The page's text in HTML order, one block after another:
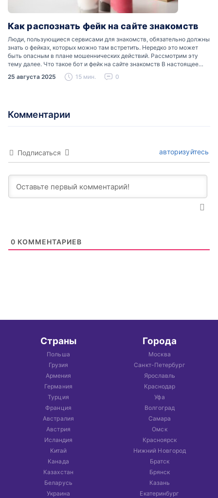
Как распознать фейк на сайте знакомств
Люди, пользующиеся сервисами для знакомств, обязательно должны
знать о фейках, которых можно там встретить. Нередко это может
быть опасным в плане мошеннических действий. Рассмотрим эту
тему далее. Что такое бот и фейк на сайте знакомств В настоящее
время можно встретить свою…
25 августа 2025 15 мин. 0
Комментарии
Подписаться авторизуйтесь
0 КОММЕНТАРИЕВ
Страны
Польша
Грузия
Армения
Германия
Турция
Франция
Австралия
Австрия
Исландия
Китай
Канада
Казахстан
Беларусь
Украина
Города
Москва
Санкт-Петербург
Ярославль
Краснодар
Уфа
Волгоград
Самара
Омск
Красноярск
Нижний Новгород
Братск
Брянск
Казань
Екатеринбург